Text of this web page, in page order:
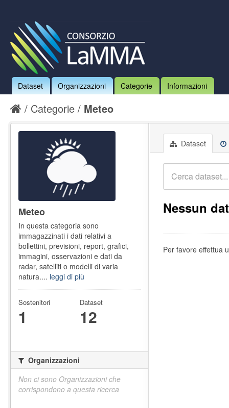
Dataset Organizzazioni Categorie Informazioni
Categorie Meteo
Dataset
Nessun
Per favore effettua
Meteo
In questa categoria sono
immagazzinati i dati relativi a
bollettini, previsioni, report, grafici,
immagini, osservazioni e dati da
radar, satelliti o modelli di varia
natura.... leggi di più
Sostenitori
1
Dataset
12
Organizzazioni
Non ci sono Organizzazioni che
corrispondono a questa ricerca